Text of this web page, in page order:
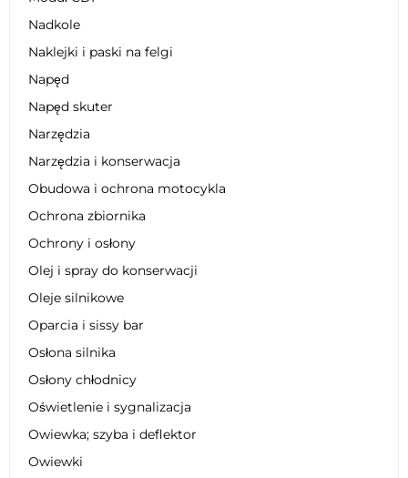
Nadkole
Naklejki i paski na felgi
Napęd
Napęd skuter
Narzędzia
Narzędzia i konserwacja
Obudowa i ochrona motocykla
Ochrona zbiornika
Ochrony i osłony
Olej i spray do konserwacji
Oleje silnikowe
Oparcia i sissy bar
Osłona silnika
Osłony chłodnicy
Oświetlenie i sygnalizacja
Owiewka; szyba i deflektor
Owiewki